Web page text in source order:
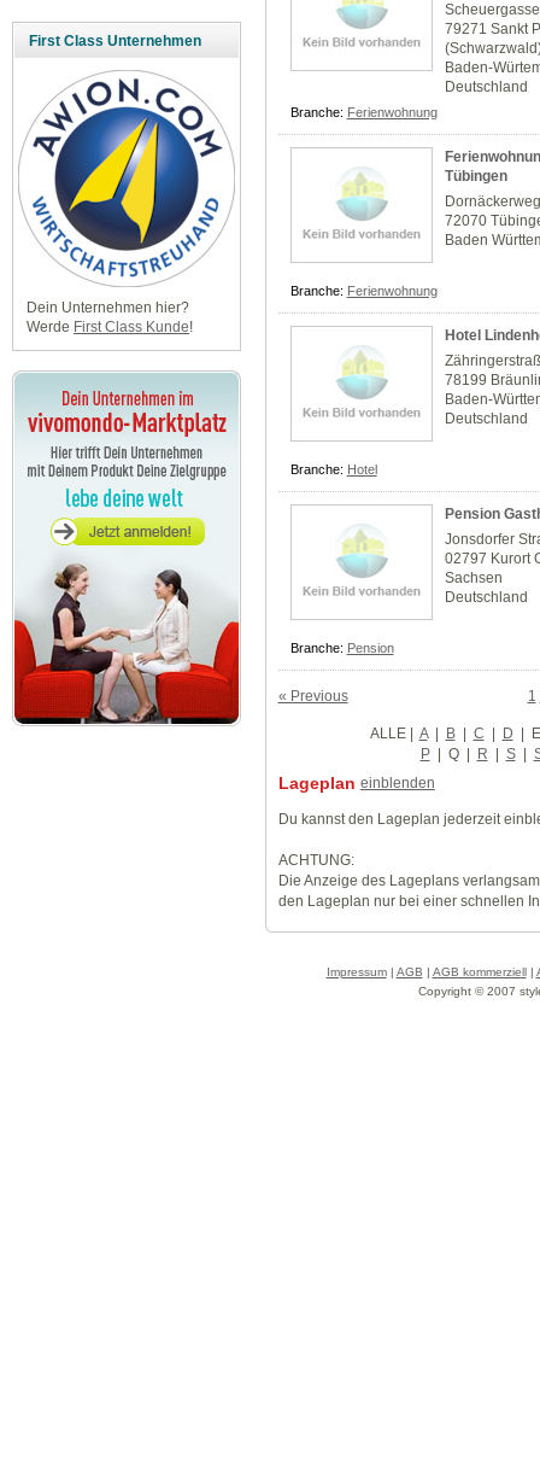
First Class Unternehmen
Dein Unternehmen hier?
Werde First Class Kunde!
79271 Sankt
Baden-
Deutschland
Branche: Ferienwohnung
Tübingen
72070
Baden
Branche: Ferienwohnung
Hotel
78199
Baden-
Deutschland
Branche: Hotel
Pension
Jonsdorfer
02797 Kurort
Sachsen
Deutschland
Branche: Pension
« Previous 1
ALLE| A | B | C | D |
P | Q | R | S |
Lageplan einblenden
Du kannst den Lageplan jederzeit
ACHTUNG:
Die Anzeige des Lageplans
den Lageplan nur bei einer schnellen
Impressum| AGB | AGB kommerziell|
Copyright © 2007